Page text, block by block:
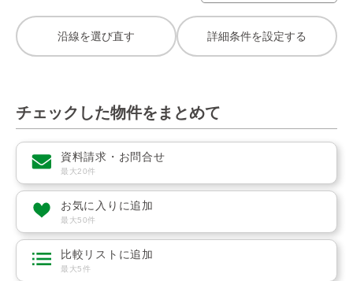
沿線を選び直す 詳細条件を設定する
チェックした物件をまとめて
資料請求・お問合せ
最大20件
お気に入りに追加
最大50件
比較リストに追加
最大5件